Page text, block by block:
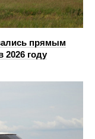
прямым
году